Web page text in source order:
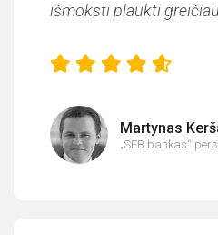
išmoksti plaukti
Martynas
„SEB bankas“